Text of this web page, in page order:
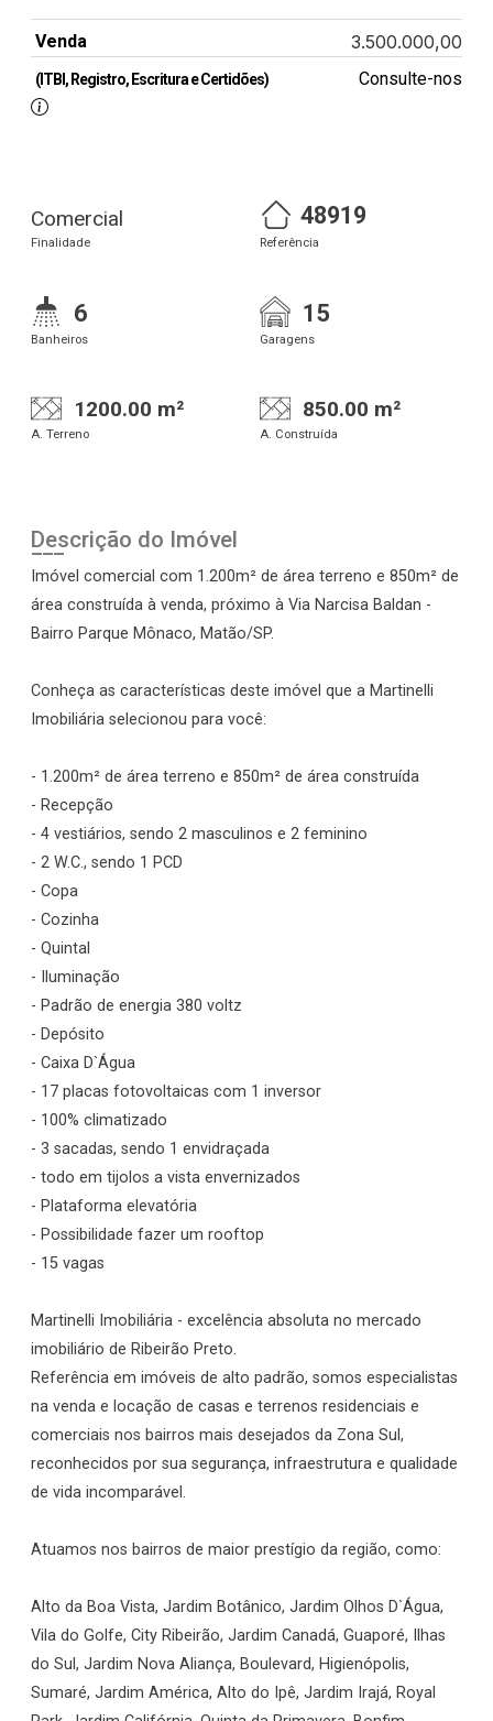
Venda 3.500.000,00
(ITBI, Registro, Escritura e Certidões) Consulte-nos
Comercial
Finalidade
48919
Referência
6
Banheiros
15
Garagens
1200.00 m²
A. Terreno
850.00 m²
A. Construída
Descrição do Imóvel
Imóvel comercial com 1.200m² de área terreno e 850m² de
área construída à venda, próximo à Via Narcisa Baldan -
Bairro Parque Mônaco, Matão/SP.
Conheça as características deste imóvel que a Martinelli
Imobiliária selecionou para você:
- 1.200m² de área terreno e 850m² de área construída
- Recepção
- 4 vestiários, sendo 2 masculinos e 2 feminino
- 2 W.C., sendo 1 PCD
- Copa
- Cozinha
- Quintal
- Iluminação
- Padrão de energia 380 voltz
- Depósito
- Caixa D`Água
- 17 placas fotovoltaicas com 1 inversor
- 100% climatizado
- 3 sacadas, sendo 1 envidraçada
- todo em tijolos a vista envernizados
- Plataforma elevatória
- Possibilidade fazer um rooftop
- 15 vagas
Martinelli Imobiliária - excelência absoluta no mercado
imobiliário de Ribeirão Preto.
Referência em imóveis de alto padrão, somos especialistas
na venda e locação de casas e terrenos residenciais e
comerciais nos bairros mais desejados da Zona Sul,
reconhecidos por sua segurança, infraestrutura e qualidade
de vida incomparável.
Atuamos nos bairros de maior prestígio da região, como:
Alto da Boa Vista, Jardim Botânico, Jardim Olhos D`Água,
Vila do Golfe, City Ribeirão, Jardim Canadá, Guaporé, Ilhas
do Sul, Jardim Nova Aliança, Boulevard, Higienópolis,
Sumaré, Jardim América, Alto do Ipê, Jardim Irajá, Royal